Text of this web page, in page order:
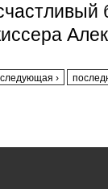
следующая ›